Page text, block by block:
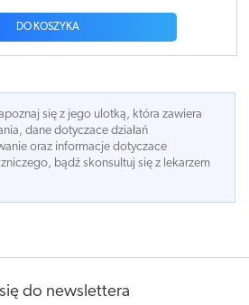
DO KOSZYKA
się z jego ulotką, która zawiera
dane dotyczace działań
oraz informacje dotyczace
bądź skonsultuj się z lekarzem
do newslettera